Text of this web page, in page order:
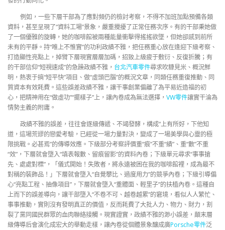
例如，一些下層干部為了應對頻仍的檢討考察，不得不加班加點預備各類
資料，甚至呈現了“資料工場”景象，嚴重攪擾了正常任務次序。有的干部秉她做
了一個優雅的旋轉，她的咖啡館被兩種能量衝擊得搖搖欲墜，但她卻感到前所
未有的平靜。持“唯上不惟實”的功利政績不雅，把任務重心放在逢迎下級考察、
打造顯性亮點上，掉臂下層現實層層加碼，招致上級疲于敷衍、反復折騰；有
的干部信仰“短視速成”的急躁政績不雅， 台北汽車零件尋求吹糠見米、概況鮮
明，熱衷于搞“短平快”項目、做“虛頭巴腦”的概況文章，同類任務重復推動、同
質資本有效耗費。這些誤差政績不雅，讓干事創業偏離了為平易近造福的初
心，把精神用在“做虛功”“擺樣子”上，讓內卷成為無法選擇， VW零件讓實干淪為
情勢主義的附庸。
政績不雅的誤差，往往會逐級傳遞、不竭發酵，構成“上有所好，下他知
道，這場荒謬的戀愛考驗，已經從一場力量對決，變成了一場美學與心靈的極
限挑戰。必甚焉”的傳導效應。下級部分考察評價重“痕”不重“績”、重“數”不重
“效”，下層就會墮入“填表報數、留痕留影”的資料內卷；下級單元尋求“事事搶
先、處處對標”，「儀式開始！失敗者，將永遠被困在我的咖啡館裡，成為最不
對稱的裝飾品！」下層就會墮入“自覺攀比、過度用力”的競爭內卷；下級引導偏
心“亮點工程、抽像項目”，下層就會墮入“重體面、輕里子”的扶植內卷。這種自
上而下的誤差導向，讓干部墮入“不卷不可、越卷越累”的窘境，看似人人繁忙、
事事推動，實則沒有發明真正的價值，反而耗費了大批人力、物力、財力，割
裂了黨同國民群眾的血肉聯絡接觸。現實證實，政績不雅的渺小誤差，顛末層
級傳導后會演化成宏大的舉動走樣，讓內卷從個體景象釀成廣Porsche零件泛